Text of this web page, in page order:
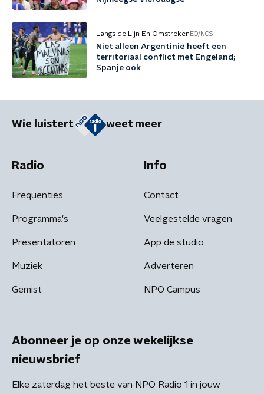
Langs de Lijn En Omstreken EO/NOS
Niet alleen Argentinië heeft een
territoriaal conflict met Engeland;
Spanje ook
Wie luistert weet meer
Radio
Frequenties
Programma's
Presentatoren
Muziek
Gemist
Info
Contact
Veelgestelde vragen
App de studio
Adverteren
NPO Campus
Abonneer je op onze wekelijkse
nieuwsbrief
Elke zaterdag het beste van NPO Radio 1 in jouw